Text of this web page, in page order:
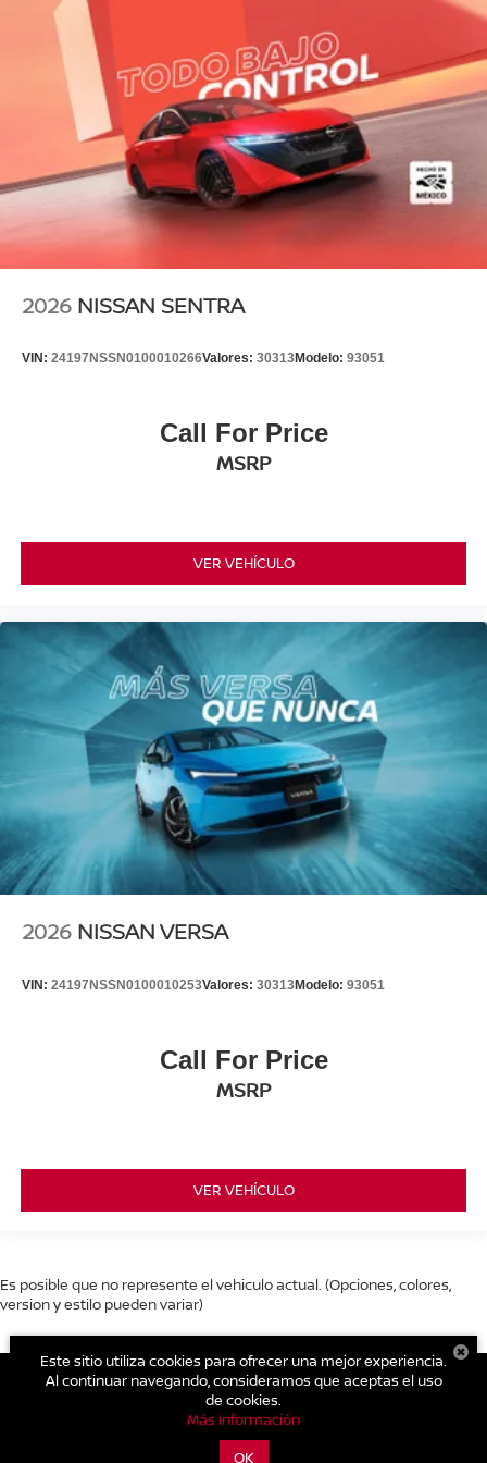
2026 NISSAN SENTRA
VIN: 24197NSSN0100010266Valores: 30313Modelo: 93051
Call For Price
MSRP
VER VEHÍCULO
2026 NISSAN VERSA
VIN: 24197NSSN0100010253Valores: 30313Modelo: 93051
Call For Price
MSRP
VER VEHÍCULO
Es posible que no represente el vehiculo actual. (Opciones, colores,
version y estilo pueden variar)
Carretera Libre Mexico Pachuca Km. 39.5
Contáctanos
Este sitio utiliza cookies para ofrecer una mejor experiencia.
Al continuar navegando, consideramos que aceptas el uso
de cookies.
Más información
OK